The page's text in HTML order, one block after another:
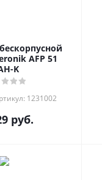
AFP 51
K
1231002
руб.